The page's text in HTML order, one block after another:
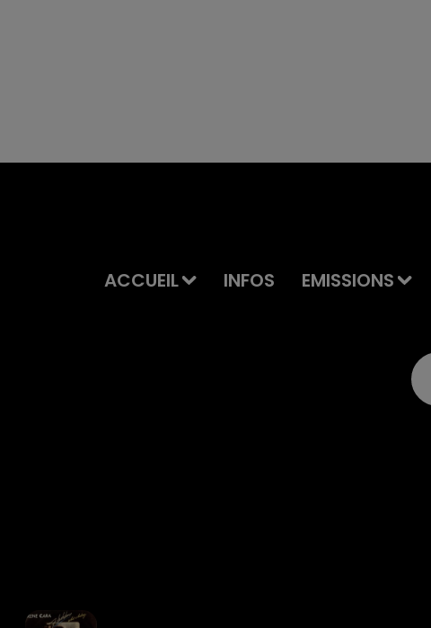
ACCUEIL INFOS EMISSIONS